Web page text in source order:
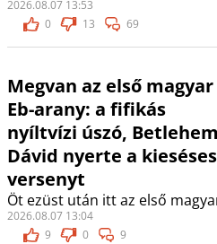
2026.08.07 13:53
0
13 69
Megvan az első magyar
Eb-arany: a fifikás
nyíltvízi úszó, Betlehem
Dávid nyerte a kieséses
versenyt
Öt ezüst után itt az első
2026.08.07 13:04
9
0 9